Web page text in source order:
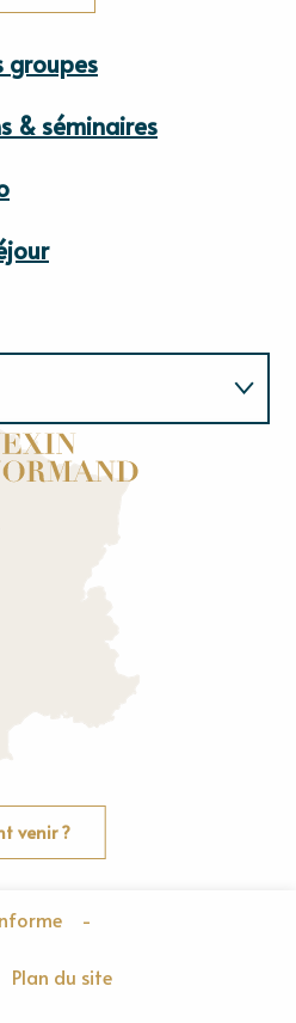
groupes
& séminaires
Eu re
venir ?
-
Plan du site